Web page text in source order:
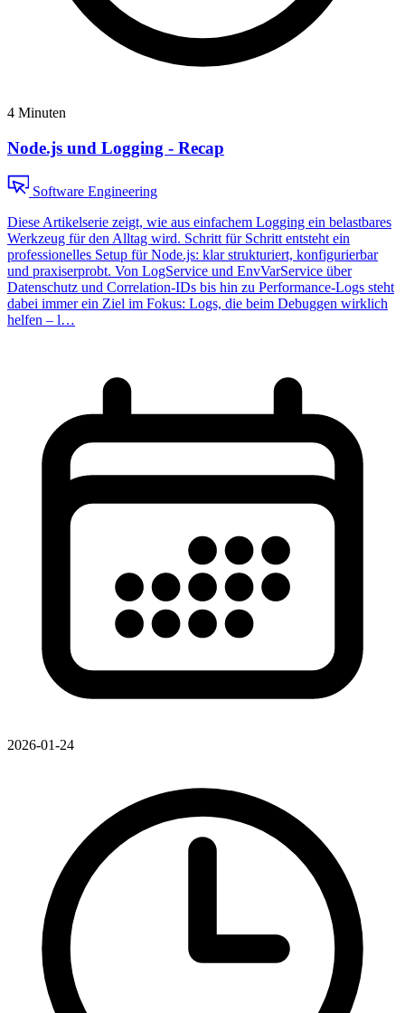
4 Minuten
Node.js und Logging - Recap
Software Engineering
Diese Artikelserie zeigt, wie aus einfachem Logging ein belastbares
Werkzeug für den Alltag wird. Schritt für Schritt entsteht ein
professionelles Setup für Node.js: klar strukturiert, konfigurierbar
und praxiserprobt. Von LogService und EnvVarService über
Datenschutz und Correlation-IDs bis hin zu Performance-Logs steht
dabei immer ein Ziel im Fokus: Logs, die beim Debuggen wirklich
helfen – l…
2026-01-24